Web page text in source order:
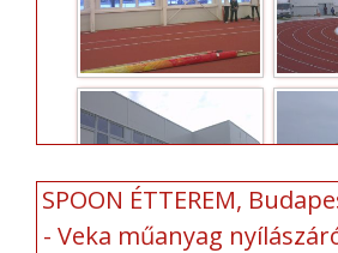
SPOON ÉTTEREM,
- Veka műanyag